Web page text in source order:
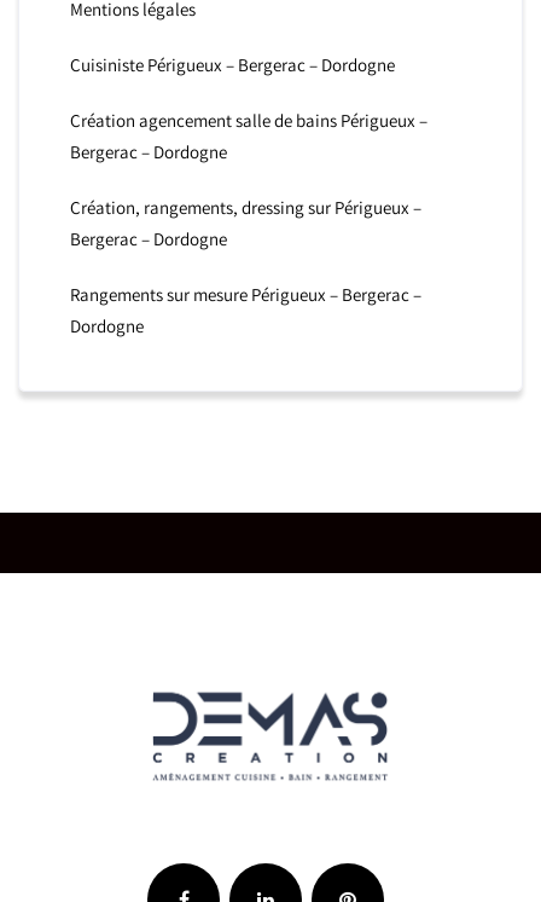
Mentions légales
Cuisiniste Périgueux – Bergerac – Dordogne
Création agencement salle de bains Périgueux –
Bergerac – Dordogne
Création, rangements, dressing sur Périgueux –
Bergerac – Dordogne
Rangements sur mesure Périgueux – Bergerac –
Dordogne